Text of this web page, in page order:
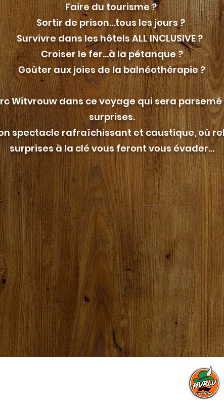
Faire du tourisme ?
Sortir de prison...tous les jours ?
Survivre dans les hôtels ALL INCLUSIVE ?
Croiser le fer...à la pétanque ?
Goûter aux joies de la balnéothérapie ?
Witvrouw dans ce voyage qui sera parsemé
surprises.
spectacle rafraîchissant et caustique, où
surprises à la clé vous feront vous évader…